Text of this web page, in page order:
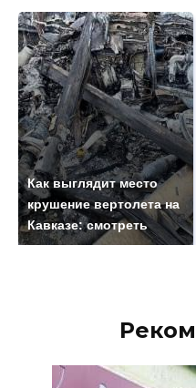
Как выглядит место
крушение вертолета на
Кавказе: смотреть